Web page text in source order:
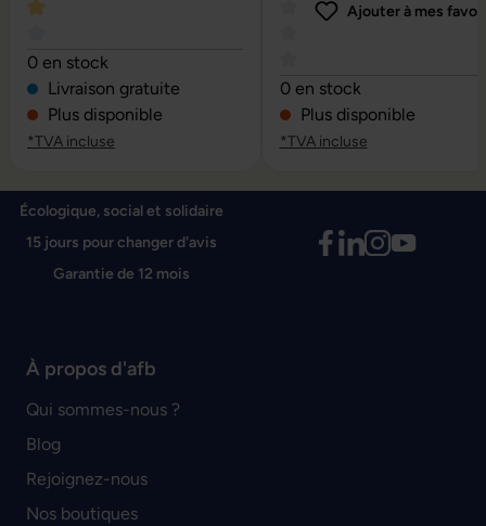
Note moyenne de 4 sur 5 étoiles
0 en stock
Livraison gratuite
Plus disponible
*TVA incluse
Note moyenne de 0 sur 5
Ajouter à mes
0 en stock
Plus disponible
*TVA incluse
Écologique, social et solidaire
15 jours pour changer d'avis
Garantie de 12 mois
À propos d'afb
Qui sommes-nous ?
Blog
Rejoignez-nous
Nos boutiques